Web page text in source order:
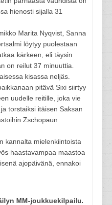
hienosti sijalla 31
Marita Nyqvist, Sanna
löytyy puolestaan
kärkeen, eli täysin
on reilut 37 minuuttia.
kisassa neljäs.
pitävä Sixi siirtyy
uudelle reitille, joka vie
torstaiksi itäisen Saksan
Zschopaun
kannalta mielenkiintoista
haastavampaa maastoa
ajopäivänä, ennakoi
MM-joukkuekilpailu.